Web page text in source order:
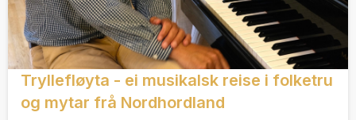
Tryllefløyta - ei musikalsk reise i folketru
og mytar frå Nordhordland